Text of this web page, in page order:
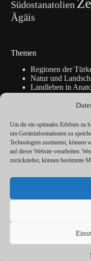
Um dir ein optimales Erlebnis zu
um Geräteinformationen zu
Technologien zustimmst, können
auf dieser Website verarbeiten.
zurückziehst, können bestimmte
Südostanatolien
Ägäis
Themen
Regionen der
Natur und
Landleben in
Blickpunkte
Reise-Info
Vorträge
© ANATOLIEN